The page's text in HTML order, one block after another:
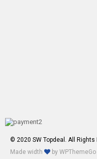
© 2020 SW Topdeal. All Rights
Made width
by WPThemeGo